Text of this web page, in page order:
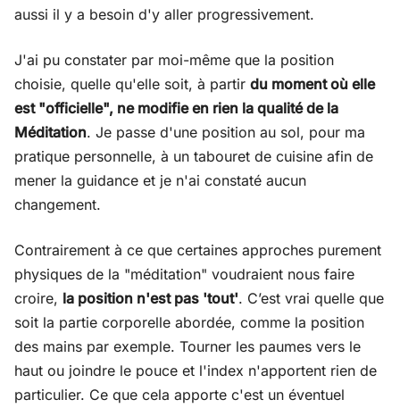
aussi il y a besoin d'y aller progressivement.
J'ai pu constater par moi-même que la position
choisie, quelle qu'elle soit, à partir du moment où elle
est "officielle", ne modifie en rien la qualité de la
Méditation. Je passe d'une position au sol, pour ma
pratique personnelle, à un tabouret de cuisine afin de
mener la guidance et je n'ai constaté aucun
changement.
Contrairement à ce que certaines approches purement
physiques de la "méditation" voudraient nous faire
croire, la position n'est pas 'tout'. C’est vrai quelle que
soit la partie corporelle abordée, comme la position
des mains par exemple. Tourner les paumes vers le
haut ou joindre le pouce et l'index n'apportent rien de
particulier. Ce que cela apporte c'est un éventuel